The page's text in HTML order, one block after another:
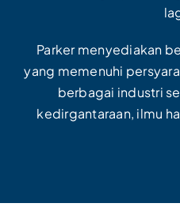
Parker menyediakan
yang memenuhi
berbagai industri
kedirgantaraan, ilmu